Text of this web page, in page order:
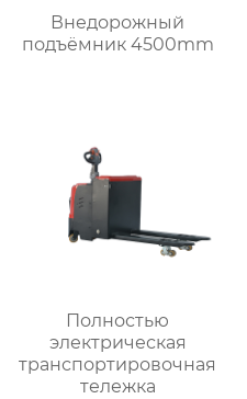
Внедорожный
подъёмник 4500mm
Полностью
электрическая
транспортировочная
тележка